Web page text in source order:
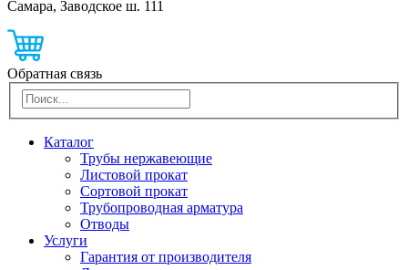
Самара, Заводское ш. 111
Обратная связь
Каталог
Трубы нержавеющие
Листовой прокат
Сортовой прокат
Трубопроводная арматура
Отводы
Услуги
Гарантия от производителя